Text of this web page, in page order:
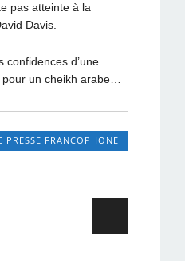
pas atteinte à la
Davis.
confidences d’une
un cheikh arabe…
FRANCOPHONE